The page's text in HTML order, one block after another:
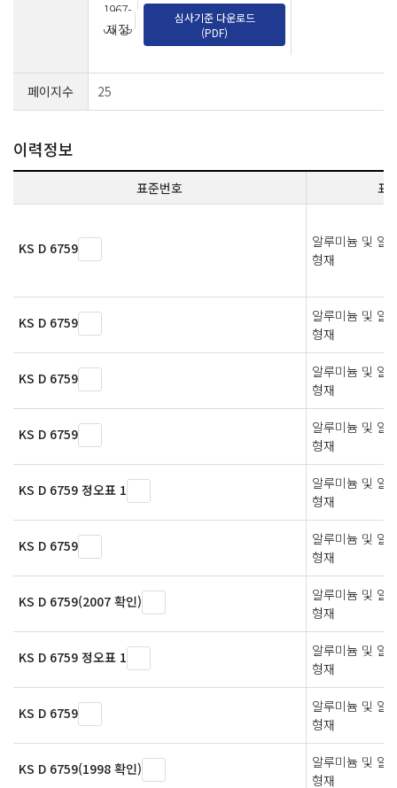
1967-
05-19
제정
심사기준 다운로드
(PDF)
페이지수 25
이력정보
표준번호 표
KS D 6759
알루미늄 및 알
형재
KS D 6759
알루미늄 및 알
형재
KS D 6759
알루미늄 및 알
형재
KS D 6759
알루미늄 및 알
형재
KS D 6759 정오표 1
알루미늄 및 알
형재
KS D 6759
알루미늄 및 알
형재
KS D 6759(2007 확인)
알루미늄 및 알
형재
KS D 6759 정오표 1
알루미늄 및 알
형재
KS D 6759
알루미늄 및 알
형재
KS D 6759(1998 확인)
알루미늄 및 알
형재